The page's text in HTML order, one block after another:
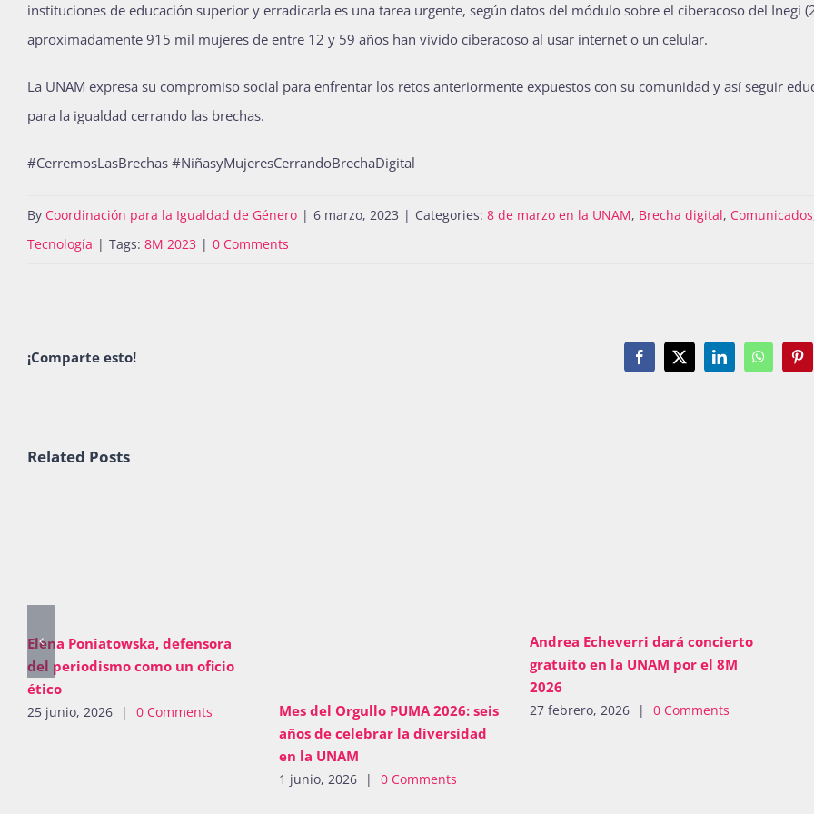
instituciones de educación superior y erradicarla es una tarea urgente, según datos del módulo sobre el ciberacoso del Inegi
aproximadamente 915 mil mujeres de entre 12 y 59 años han vivido ciberacoso al usar internet o un celular.
La UNAM expresa su compromiso social para enfrentar los retos anteriormente expuestos con su comunidad y así seguir
para la igualdad cerrando las brechas.
#CerremosLasBrechas #NiñasyMujeresCerrandoBrechaDigital
By Coordinación para la Igualdad de Género | 6 marzo, 2023 | Categories: 8 de marzo en la UNAM, Brecha digital, Comunicados
Tecnología | Tags: 8M 2023 | 0 Comments
¡Comparte esto! Facebook
X LinkedInWhatsApp
Related Posts
Elena Poniatowska, defensora
del periodismo como un oficio
ético
25 junio, 2026 | 0 Comments
Mes del Orgullo PUMA 2026: seis
años de celebrar la diversidad
en la UNAM
1 junio, 2026 | 0 Comments
Andrea Echeverri dará concierto
gratuito en la UNAM por el 8M
2026
27 febrero, 2026 | 0 Comments